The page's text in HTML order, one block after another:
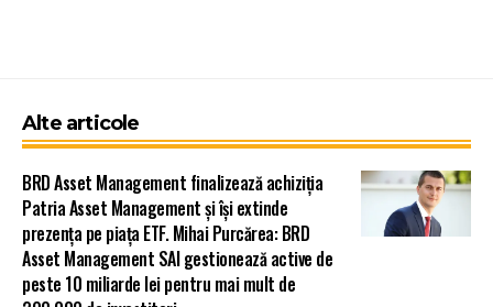
Alte articole
BRD Asset Management finalizează achiziția
Patria Asset Management și își extinde
prezența pe piața ETF. Mihai Purcărea: BRD
Asset Management SAI gestionează active de
peste 10 miliarde lei pentru mai mult de